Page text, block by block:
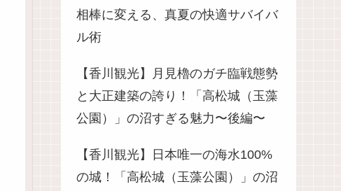
相棒に変える、真夏の快適サバイバ
ル術
【香川観光】月見櫓のガチ臨戦態勢
と大正建築の誇り！「高松城（玉藻
公園）」の沼すぎる魅力〜後編〜
【香川観光】日本唯一の海水100%
の城！「高松城（玉藻公園）」の沼